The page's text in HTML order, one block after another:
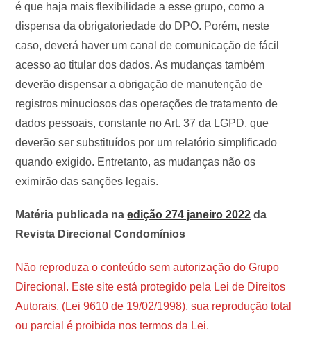
é que haja mais flexibilidade a esse grupo, como a
dispensa da obrigatoriedade do DPO. Porém, neste
caso, deverá haver um canal de comunicação de fácil
acesso ao titular dos dados. As mudanças também
deverão dispensar a obrigação de manutenção de
registros minuciosos das operações de tratamento de
dados pessoais, constante no Art. 37 da LGPD, que
deverão ser substituídos por um relatório simplificado
quando exigido. Entretanto, as mudanças não os
eximirão das sanções legais.
Matéria publicada naedição 274 janeiro 2022 da
Revista Direcional Condomínios
Não reproduza o conteúdo sem autorização do Grupo
Direcional. Este site está protegido pela Lei de Direitos
Autorais. (Lei 9610 de 19/02/1998), sua reprodução total
ou parcial é proibida nos termos da Lei.